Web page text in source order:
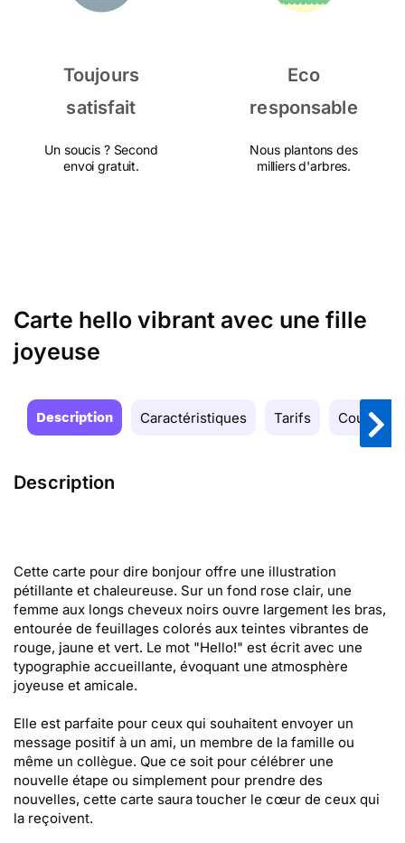
Toujours
satisfait
Un soucis ? Second
envoi gratuit.
Eco
responsable
Nous plantons des
milliers d'arbres.
Carte hello vibrant avec une fille
joyeuse
Description Caractéristiques Tarifs Couleurs
Description
Cette carte pour dire bonjour offre une illustration
pétillante et chaleureuse. Sur un fond rose clair, une
femme aux longs cheveux noirs ouvre largement les bras,
entourée de feuillages colorés aux teintes vibrantes de
rouge, jaune et vert. Le mot "Hello!" est écrit avec une
typographie accueillante, évoquant une atmosphère
joyeuse et amicale.
Elle est parfaite pour ceux qui souhaitent envoyer un
message positif à un ami, un membre de la famille ou
même un collègue. Que ce soit pour célébrer une
nouvelle étape ou simplement pour prendre des
nouvelles, cette carte saura toucher le cœur de ceux qui
la reçoivent.